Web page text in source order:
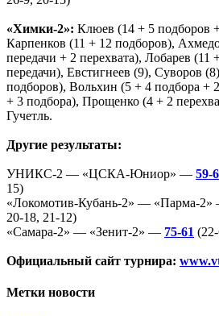
«Химки-2»: Клюев (14 + 5 подборов
Карпенков (11 + 12 подборов),
передачи + 2 перехвата), Лобарев (11
передачи), Евстигнеев (9), Суворов
подборов), Вольхин (5 + 4 подбора +
+ 3 подбора), Прощенко (4 + 2
Гучетль.
Другие результаты:
УНИКС-2 — «ЦСКА-Юниор» — 59-
15)
«Локомотив-Кубань-2» — «Парма-
20-18, 21-12)
«Самара-2» — «Зенит-2» — 75-61
Официальный сайт турнира:
Метки новости